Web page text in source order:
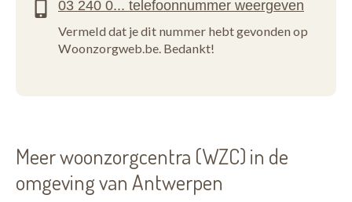
Vermeld dat je dit nummer hebt gevonden op
Woonzorgweb.be. Bedankt!
Meer woonzorgcentra (WZC) in de
omgeving van Antwerpen